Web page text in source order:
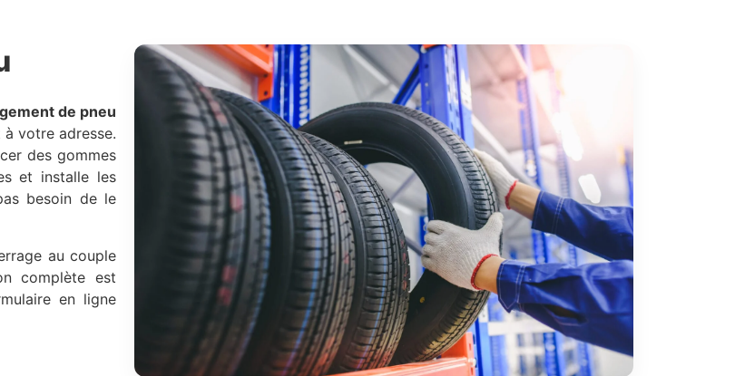
de pneu
votre adresse.
des gommes
et installe les
besoin de le
au couple
complète est
en ligne